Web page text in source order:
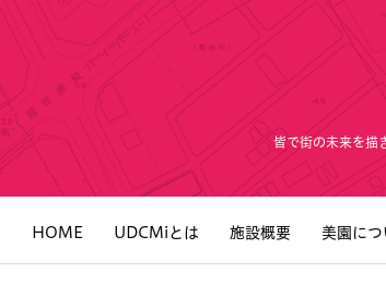
皆で街の未来を描
HOME UDCMiとは 施設概要 美園につ